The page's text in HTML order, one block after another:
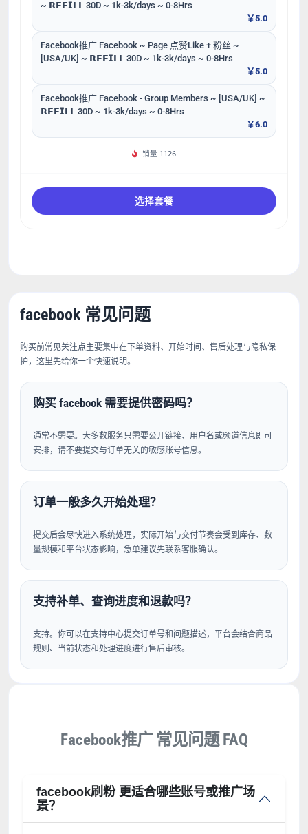
~ 𝗥𝗘𝗙𝗜𝗟𝗟 30D ~ 1k-3k/days ~ 0-8Hrs
￥5.0
Facebook推广 Facebook ~ Page 点赞Like + 粉丝 ~
[USA/UK] ~ 𝗥𝗘𝗙𝗜𝗟𝗟 30D ~ 1k-3k/days ~ 0-8Hrs
￥5.0
Facebook推广 Facebook - Group Members ~ [USA/UK] ~
𝗥𝗘𝗙𝗜𝗟𝗟 30D ~ 1k-3k/days ~ 0-8Hrs
￥6.0
销量 1126
选择套餐
facebook 常见问题
购买前常见关注点主要集中在下单资料、开始时间、售后处理与隐私保
护，这里先给你一个快速说明。
购买 facebook 需要提供密码吗？
通常不需要。大多数服务只需要公开链接、用户名或频道信息即可
安排，请不要提交与订单无关的敏感账号信息。
订单一般多久开始处理？
提交后会尽快进入系统处理，实际开始与交付节奏会受到库存、数
量规模和平台状态影响，急单建议先联系客服确认。
支持补单、查询进度和退款吗？
支持。你可以在支持中心提交订单号和问题描述，平台会结合商品
规则、当前状态和处理进度进行售后审核。
Facebook推广 常见问题 FAQ
facebook刷粉 更适合哪些账号或推广场
景？